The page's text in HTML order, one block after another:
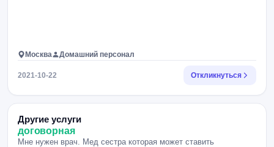
Москва Домашний персонал
2021-10-22 Откликнуться
Другие услуги
договорная
Мне нужен врач. Мед сестра которая может ставить